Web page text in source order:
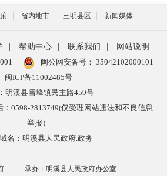
省内地市 三明县区 新闻媒体
帮助中心 联系我们
网站说明
闽公网安备号： 35042102000101
闽ICP备11002485号
明溪县雪峰镇民主路459号
：0598-2813749(仅受理网站违法和不良信息
举报）
名：明溪县人民政府.政务
承办：明溪县人民政府办公室